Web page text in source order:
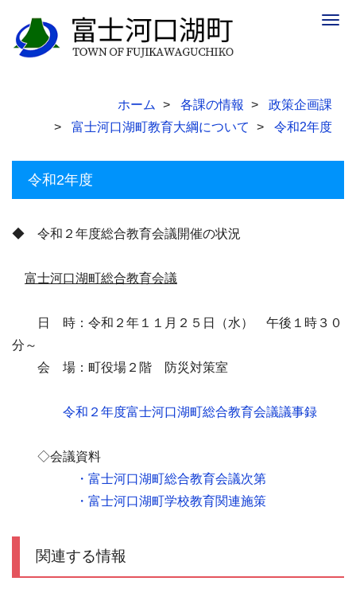
ホーム 各課の情報
政策企画課
富士河口湖町教育大綱について
令和2年度
令和2年度
◆ 令和２年度総合教育会議開催の状況
富士河口湖町総合教育会議
日 時：令和２年１１月２５日（水） 午後１時３０
分～
会 場：町役場２階 防災対策室
令和２年度富士河口湖町総合教育会議議事録
◇会議資料
・富士河口湖町総合教育会議次第
・富士河口湖町学校教育関連施策
関連する情報